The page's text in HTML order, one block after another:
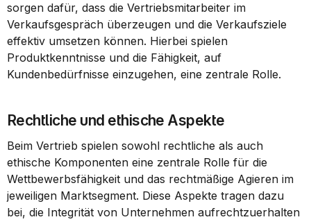
sorgen dafür, dass die Vertriebsmitarbeiter im
Verkaufsgespräch überzeugen und die Verkaufsziele
effektiv umsetzen können. Hierbei spielen
Produktkenntnisse und die Fähigkeit, auf
Kundenbedürfnisse einzugehen, eine zentrale Rolle.
Rechtliche und ethische Aspekte
Beim Vertrieb spielen sowohl rechtliche als auch
ethische Komponenten eine zentrale Rolle für die
Wettbewerbsfähigkeit und das rechtmäßige Agieren im
jeweiligen Marktsegment. Diese Aspekte tragen dazu
bei, die Integrität von Unternehmen aufrechtzuerhalten